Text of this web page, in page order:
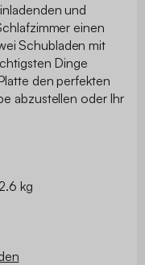
und
einen
Schubladen mit
Dinge
den perfekten
abzustellen oder Ihr
kg